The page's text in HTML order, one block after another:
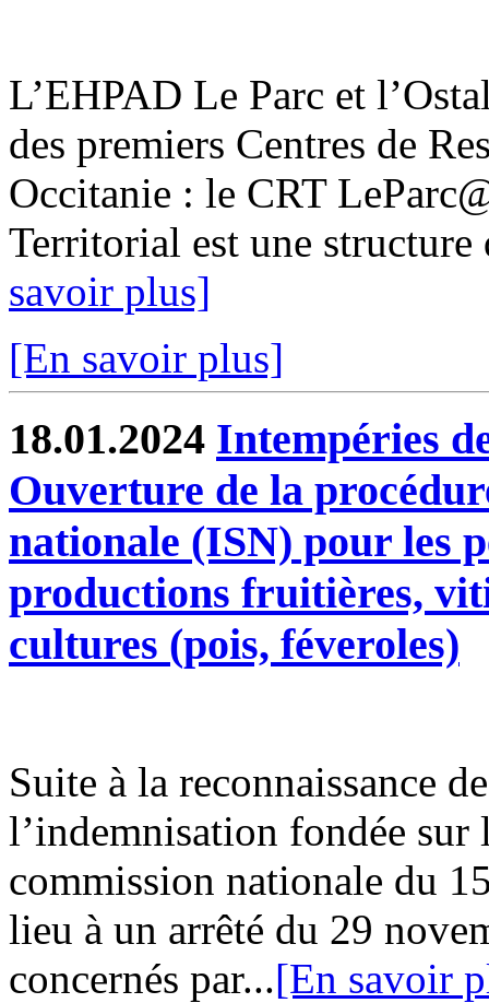
L’EHPAD Le Parc et
des premiers Centres de
Occitanie : le CRT
Territorial est une
savoir plus]
[En savoir plus]
18.01.2024 Intempéries
Ouverture de la
nationale (ISN) pour les
productions fruitières,
cultures (pois, féveroles)
Suite à la reconnaissance
l’indemnisation fondée
commission nationale du
lieu à un arrêté du 29
concernés par...[En savoir